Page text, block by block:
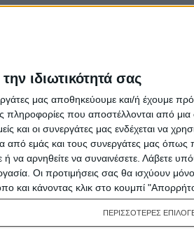
ιδιωτικότητά σας
μας αποθηκεύουμε και/ή έχουμε
που αποστέλλονται από μια
και οι συνεργάτες μας ενδέχεται να
από εμάς και τους συνεργάτες μας όπως
ή να αρνηθείτε να συναινέσετε. Λάβετε
Οι προτιμήσεις σας θα ισχύουν
και κάνοντας κλικ στο κουμπί
ΠΕΡΙΣΣΟΤΕΡΕΣ
Προσωπικά
δεδομένα
Σχετικά με εμάς